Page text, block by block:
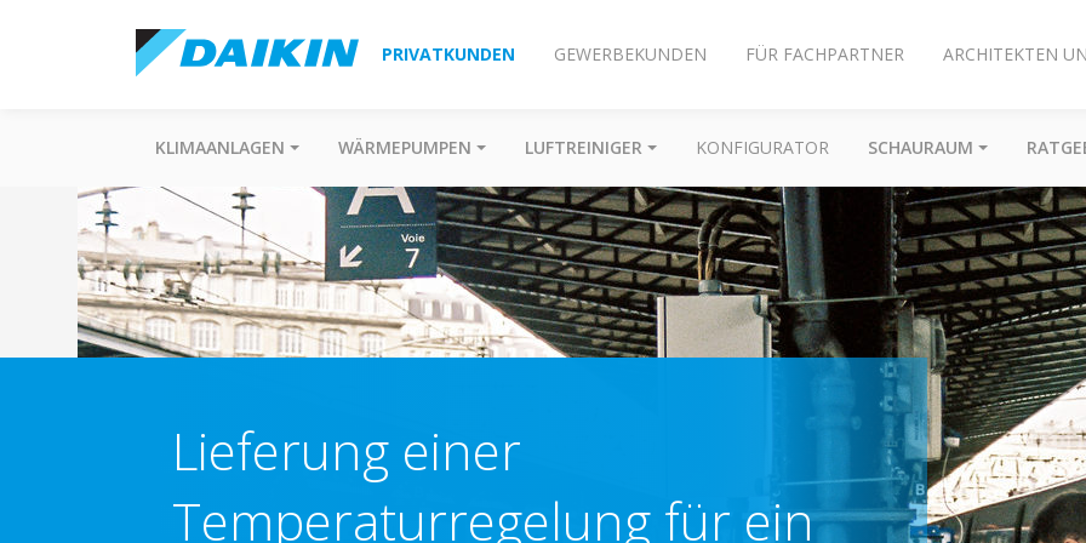
PRIVATKUNDEN GEWERBEKUNDEN FÜR FACHPARTNER ARCHITEKTEN
KLIMAANLAGEN WÄRMEPUMPEN LUFTREINIGER KONFIGURATOR SCHAURAUM
Lieferung einer
Temperaturregelung für ein